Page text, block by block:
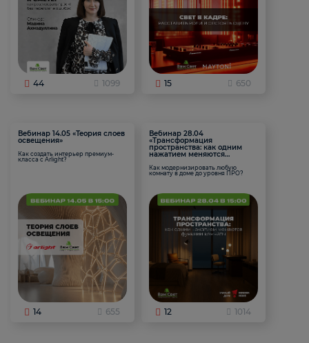
44 1099 15 650
Вебинар 14.05 «Теория слоев
освещения»
Как создать интерьер премиум-
класса с Arlight?
14 655
Вебинар 28.04
«Трансформация
пространства: как одним
нажатием меняются
Как модернизировать любую
комнату в доме до уровня ПРО?
12 1014